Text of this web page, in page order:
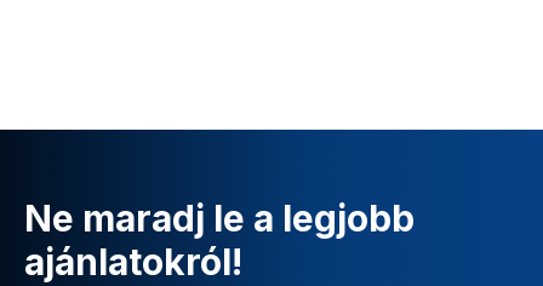
Ne maradj le a legjobb
ajánlatokról!